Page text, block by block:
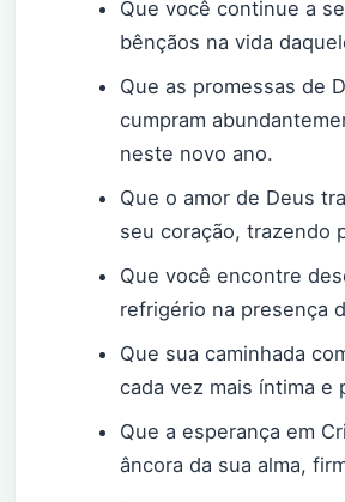
Que você continue a
bênçãos na vida
Que as promessas de
cumpram
neste novo ano.
Que o amor de Deus
seu coração, trazendo
Que você encontre
refrigério na presença
Que sua caminhada
cada vez mais íntima e
Que a esperança em
âncora da sua alma,